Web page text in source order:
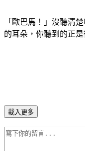
「歐巴馬！」沒聽清
的耳朵，你聽到的正
載入更多